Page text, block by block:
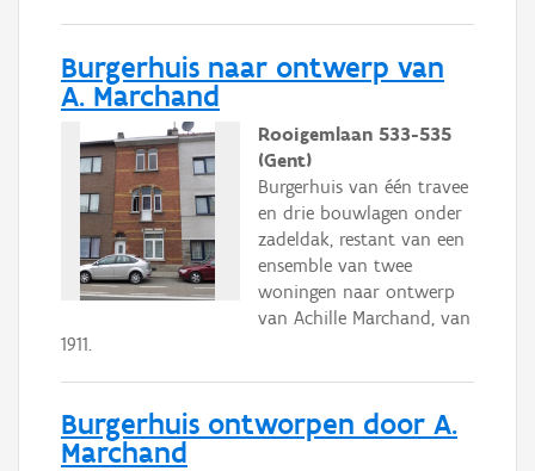
Burgerhuis naar ontwerp van
A. Marchand
Rooigemlaan 533-535
(Gent)
Burgerhuis van één travee
en drie bouwlagen onder
zadeldak, restant van een
ensemble van twee
woningen naar ontwerp
van Achille Marchand, van
1911.
Burgerhuis ontworpen door A.
Marchand